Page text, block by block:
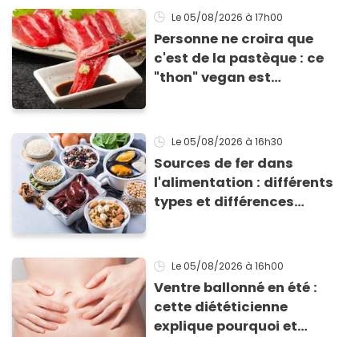
grillades
Le 05/08/2026 à 17h00
Personne ne croira que
c'est de la pastèque : ce
"thon" vegan est
Le 05/08/2026 à 16h30
Sources de fer dans
l'alimentation : différents
types et différences
Le 05/08/2026 à 16h00
Ventre ballonné en été :
cette diététicienne
explique pourquoi et